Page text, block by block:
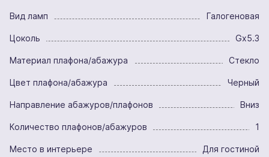
Вид ламп Галогеновая
Цоколь Gx5.3
Материал плафона/абажура Стекло
Цвет плафона/абажура Черный
Направление абажуров/плафонов Вниз
Количество плафонов/абажуров 1
Место в интерьере Для гостиной